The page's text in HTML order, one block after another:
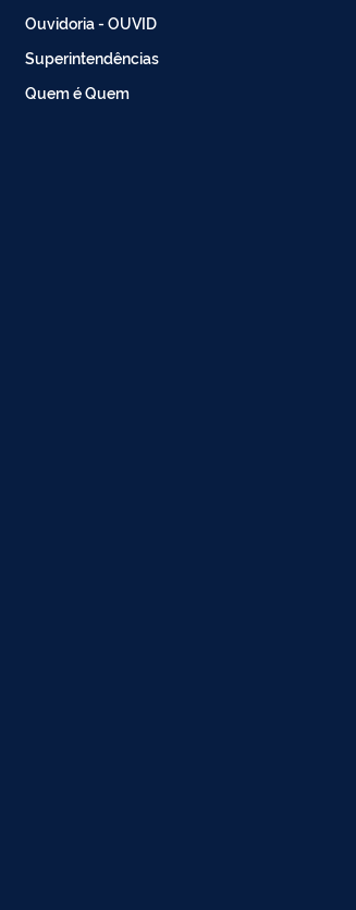
Ouvidoria - OUVID
Superintendências
Quem é Quem